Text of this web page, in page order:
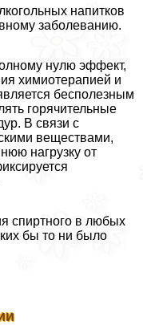
напитков
заболеванию.
нулю эффект,
химиотерапией и
бесполезным
горячительные
В связи с
веществами,
нагрузку от
спиртного в любых
бы то ни было